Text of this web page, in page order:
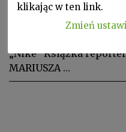
Nagrody
Mariusz Szczygieł
„Nike” Książka
MARIUSZA …
klikając w ten link.
Zmień